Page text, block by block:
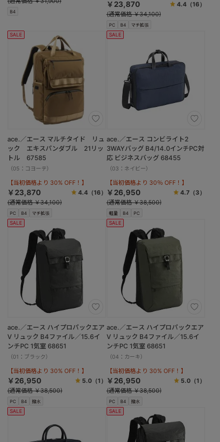
B4
PC B4 マチ拡張
￥23,870 4.4 （16）
(通常価格 ￥34,100)
SALE
PC B4 マチ拡張
ace.／エース マルチタイド リュ
ック エキスパンダブル 21リッ
トル 67585
（05：コヨーテ）
【当初価格より 30% OFF！】
￥23,870 4.4（16）
(通常価格 ￥34,100)
SALE
軽量 B4 PC
ace.／エース コンビライト2
3WAYバッグ B4/14.0インチPC対
応 ビジネスバッグ 68455
（03：ネイビー）
【当初価格より 30％ OFF！】
￥26,950 4.7 （3）
(通常価格 ￥38,500)
SALE
PC B4 撥水
ace.／エース ハイプロパックエア
V リュック B4ファイル／15.6イ
ンチPC 1気室 68651
（01：ブラック）
【当初価格より 30% OFF！】
￥26,950 5.0（1）
(通常価格 ￥38,500)
SALE
PC B4 撥水
ace.／エース ハイプロパックエア
V リュック B4ファイル／15.6イ
ンチPC 1気室 68651
（04：カーキ）
【当初価格より 30% OFF！】
￥26,950 5.0 （1）
(通常価格 ￥38,500)
SALE SALE